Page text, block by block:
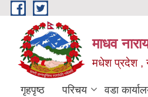
Skip to main content
माधव
मधेश प्रदेश ,
गृहपृष्ठ परिचय वडा